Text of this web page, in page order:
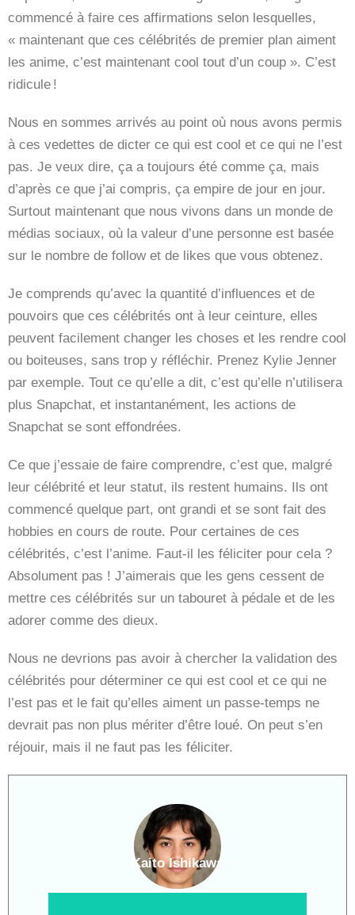
commencé à faire ces affirmations selon lesquelles,
« maintenant que ces célébrités de premier plan aiment
les anime, c’est maintenant cool tout d’un coup ». C’est
ridicule !
Nous en sommes arrivés au point où nous avons permis
à ces vedettes de dicter ce qui est cool et ce qui ne l’est
pas. Je veux dire, ça a toujours été comme ça, mais
d’après ce que j’ai compris, ça empire de jour en jour.
Surtout maintenant que nous vivons dans un monde de
médias sociaux, où la valeur d’une personne est basée
sur le nombre de follow et de likes que vous obtenez.
Je comprends qu’avec la quantité d’influences et de
pouvoirs que ces célébrités ont à leur ceinture, elles
peuvent facilement changer les choses et les rendre cool
ou boiteuses, sans trop y réfléchir. Prenez Kylie Jenner
par exemple. Tout ce qu’elle a dit, c’est qu’elle n’utilisera
plus Snapchat, et instantanément, les actions de
Snapchat se sont effondrées.
Ce que j’essaie de faire comprendre, c’est que, malgré
leur célébrité et leur statut, ils restent humains. Ils ont
commencé quelque part, ont grandi et se sont fait des
hobbies en cours de route. Pour certaines de ces
célébrités, c’est l’anime. Faut-il les féliciter pour cela ?
Absolument pas ! J’aimerais que les gens cessent de
mettre ces célébrités sur un tabouret à pédale et de les
adorer comme des dieux.
Nous ne devrions pas avoir à chercher la validation des
célébrités pour déterminer ce qui est cool et ce qui ne
l’est pas et le fait qu’elles aiment un passe-temps ne
devrait pas non plus mériter d’être loué. On peut s’en
réjouir, mais il ne faut pas les féliciter.
Kaito Ishikawa